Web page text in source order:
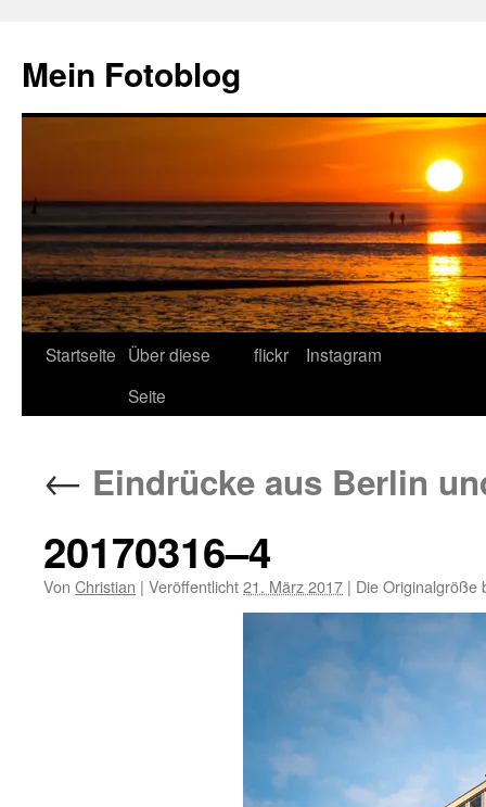
springen
Mein Fotoblog
Startseite Über diese
Seite
flickr Instagram
← Eindrücke aus Berlin
20170316–4
Von Christian | Veröffentlicht21. März 2017 | Die Originalgröße